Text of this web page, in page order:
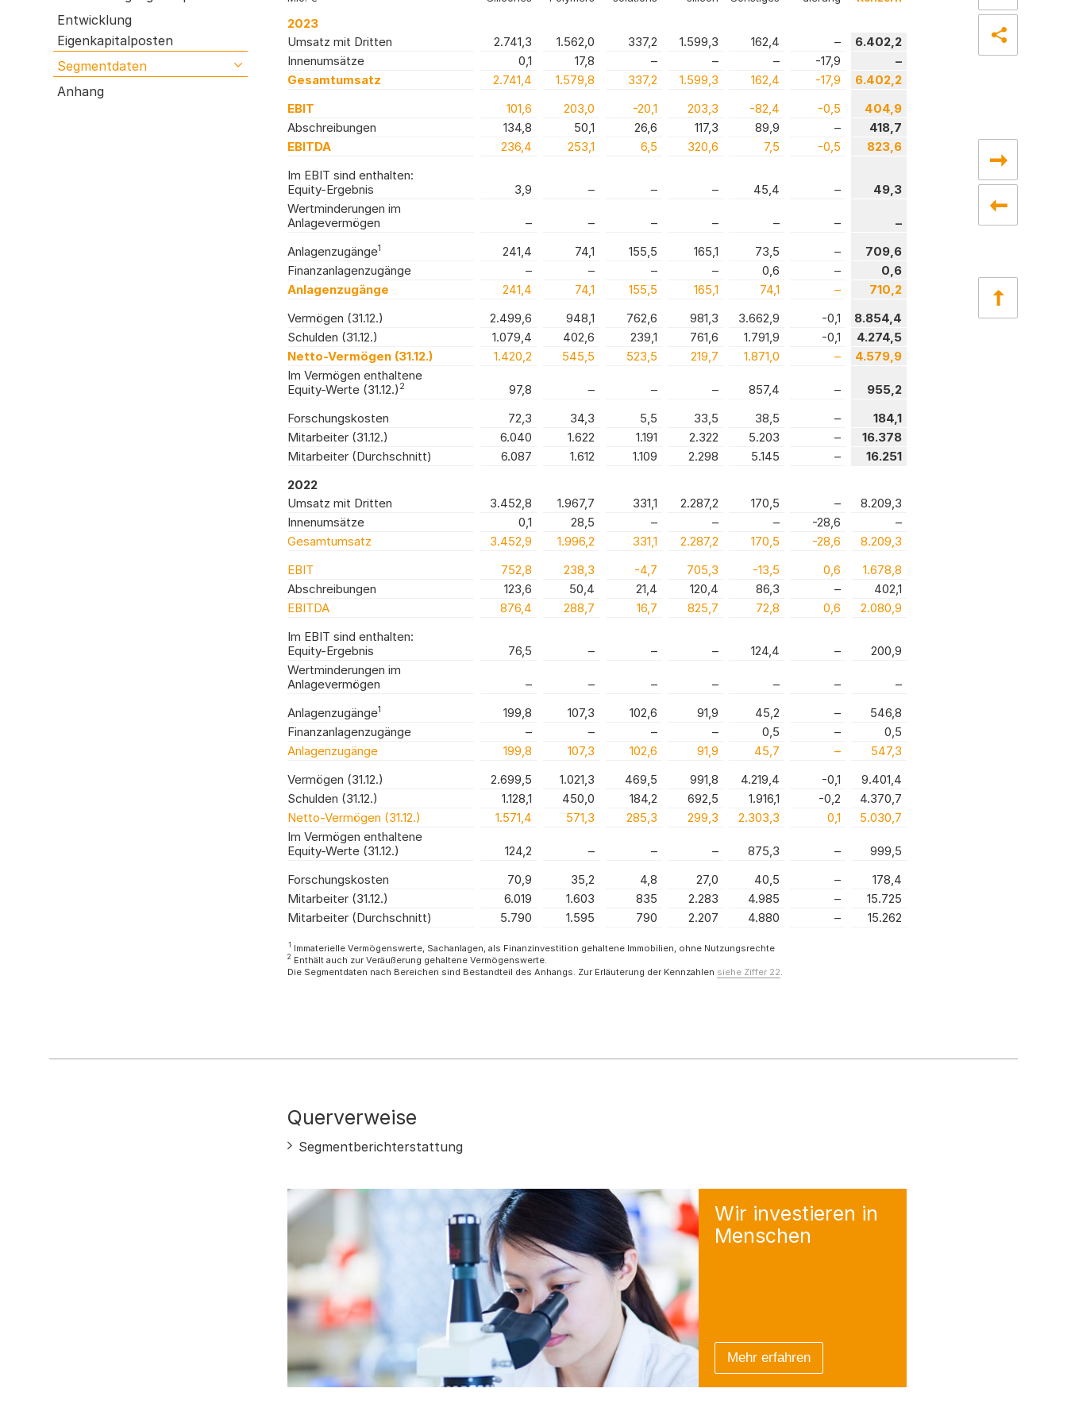
Einkauf & Logistik
Lagebericht der Wacker Chemie AG
Risikobericht
Prognosebericht
GRI-Index
Bestätigungsvermerk
Entwicklung
Eigenkapitalposten
Segmentdaten
open submenu
Anhang
2023
Umsatz mit Dritten
2.741,3 1.562,0 337,2 1.599,3 162,4 –
6.402,2
Innenumsätze
0,1 17,8 – – – -17,9
–
Gesamtumsatz
2.741,4 1.579,8 337,2 1.599,3 162,4 -17,9
6.402,2
EBIT
101,6 203,0 -20,1 203,3 -82,4 -0,5
404,9
Abschreibungen
134,8 50,1 26,6 117,3 89,9 –
418,7
EBITDA
236,4 253,1 6,5 320,6 7,5 -0,5
823,6
Im EBIT sind enthalten:
Equity-Ergebnis
3,9 – – – 45,4 –
49,3
Wertminderungen im
Anlagevermögen
– – – – – –
–
Anlagenzugänge1 241,4 74,1 155,5 165,1 73,5 –
709,6
Finanzanlagenzugänge
– – – – 0,6 –
0,6
Anlagenzugänge
241,4 74,1 155,5 165,1 74,1 –
710,2
Vermögen (31.12.)
2.499,6 948,1 762,6 981,3 3.662,9 -0,1
8.854,4
Schulden (31.12.)
1.079,4 402,6 239,1 761,6 1.791,9 -0,1
4.274,5
Netto-Vermögen (31.12.)
1.420,2 545,5 523,5 219,7 1.871,0 –
4.579,9
Im Vermögen enthaltene
Equity-Werte (31.12.) 2 97,8 – – – 857,4 –
955,2
Forschungskosten
72,3 34,3 5,5 33,5 38,5 –
184,1
Mitarbeiter (31.12.)
6.040 1.622 1.191 2.322 5.203 –
16.378
Mitarbeiter (Durchschnitt)
6.087 1.612 1.109 2.298 5.145 –
16.251
2022
Umsatz mit Dritten
3.452,8 1.967,7 331,1 2.287,2 170,5 –
8.209,3
Innenumsätze
0,1 28,5 – – – -28,6
–
Gesamtumsatz
3.452,9 1.996,2 331,1 2.287,2 170,5 -28,6
8.209,3
EBIT
752,8 238,3 -4,7 705,3 -13,5 0,6
1.678,8
Abschreibungen
123,6 50,4 21,4 120,4 86,3 –
402,1
EBITDA
876,4 288,7 16,7 825,7 72,8 0,6
2.080,9
Im EBIT sind enthalten:
Equity-Ergebnis
76,5 – – – 124,4 –
200,9
Wertminderungen im
Anlagevermögen
– – – – – –
–
Anlagenzugänge1 199,8 107,3 102,6 91,9 45,2 –
546,8
Finanzanlagenzugänge
– – – – 0,5 –
0,5
Anlagenzugänge
199,8 107,3 102,6 91,9 45,7 –
547,3
Vermögen (31.12.)
2.699,5 1.021,3 469,5 991,8 4.219,4 -0,1
9.401,4
Schulden (31.12.)
1.128,1 450,0 184,2 692,5 1.916,1 -0,2
4.370,7
Netto-Vermögen (31.12.)
1.571,4 571,3 285,3 299,3 2.303,3 0,1
5.030,7
Im Vermögen enthaltene
Equity-Werte (31.12.) 124,2 – – – 875,3 –
999,5
Forschungskosten
70,9 35,2 4,8 27,0 40,5 –
178,4
Mitarbeiter (31.12.)
6.019 1.603 835 2.283 4.985 –
15.725
Mitarbeiter (Durchschnitt)
5.790 1.595 790 2.207 4.880 – 15.262
1 Immaterielle Vermögenswerte, Sachanlagen, als Finanzinvestition gehaltene Immobilien, ohne Nutzungsrechte
2 Enthält auch zur Veräußerung gehaltene Vermögenswerte.
Die Segmentdaten nach Bereichen sind Bestandteil des Anhangs. Zur Erläuterung der Kennzahlen siehe Ziffer 22.
Querverweise
Segmentberichterstattung
Wir investieren in
Menschen
Mehr erfahren